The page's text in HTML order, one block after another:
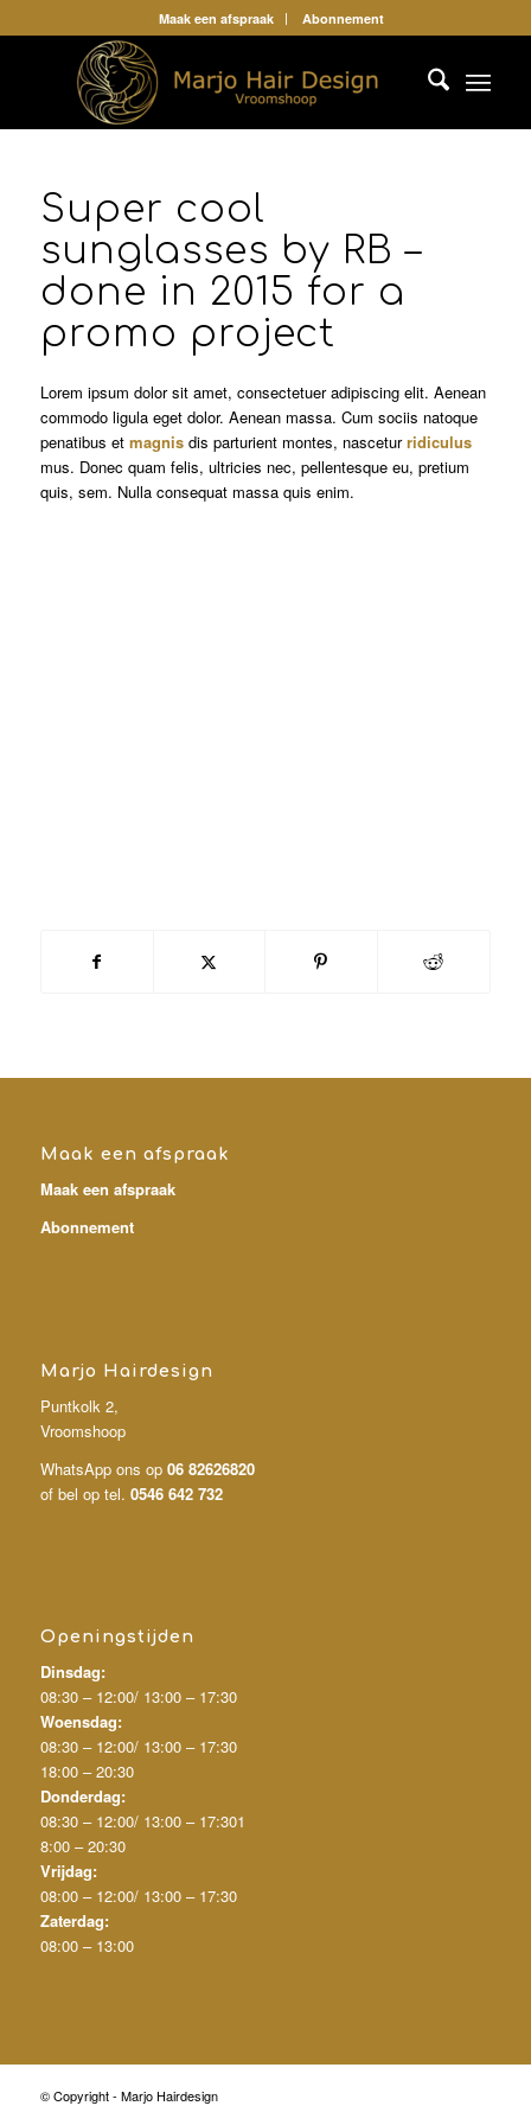
Maak een afspraak Abonnement
Super cool
sunglasses by RB –
done in 2015 for a
promo project
Lorem ipsum dolor sit amet, consectetuer adipiscing elit. Aenean
commodo ligula eget dolor. Aenean massa. Cum sociis natoque
penatibus et magnisdis parturient montes, nasceturridiculus
mus. Donec quam felis, ultricies nec, pellentesque eu, pretium
quis, sem. Nulla consequat massa quis enim.
Maak een afspraak
Maak een afspraak
Abonnement
Marjo Hairdesign
Puntkolk 2,
Vroomshoop
WhatsApp ons op 06 82626820
of bel op tel. 0546 642 732
Openingstijden
Dinsdag:
08:30 – 12:00/ 13:00 – 17:30
Woensdag:
08:30 – 12:00/ 13:00 – 17:30
18:00 – 20:30
Donderdag:
08:30 – 12:00/ 13:00 – 17:301
8:00 – 20:30
Vrijdag:
08:00 – 12:00/ 13:00 – 17:30
Zaterdag:
08:00 – 13:00
© Copyright - Marjo Hairdesign